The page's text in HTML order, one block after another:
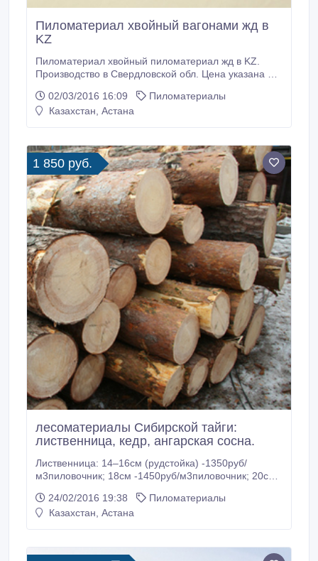
Пиломатериал хвойный вагонами жд в
KZ
Пиломатериал хвойный пиломатериал жд в KZ.
Производство в Свердловской обл. Цена указана до
02/03/2016 16:09
Пиломатериалы
Казахстан, Астана
1 850 руб.
лесоматериалы Сибирской тайги:
лиственница, кедр, ангарская сосна.
Лиственница: 14–16см (рудстойка) -1350руб/
м3пиловочник; 18см -1450руб/м3пиловочник; 20см
м3пиловочник 1- 2 сорт; 26–30см -3100руб/м3
экспорт от 32см -2600руб/м3пиловочник 1- 2 сорт; -
экспорт; от 32см -3600руб/м3 экспорт; от 32см
24/02/2016 19:38
Пиломатериалы
Казахстан, Астана